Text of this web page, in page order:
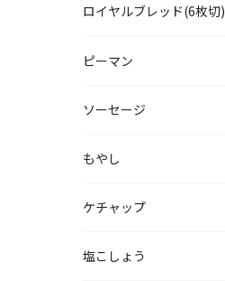
ロイヤルブレッド(6枚切)
ピーマン
ソーセージ
もやし
ケチャップ
塩こしょう